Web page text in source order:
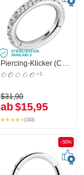
Piercing-Klicker (Chirurgenstahl, silber, glänzend) mit Kristallsteinchen
+1
$31,90
ab$15,95
(310)
-50%